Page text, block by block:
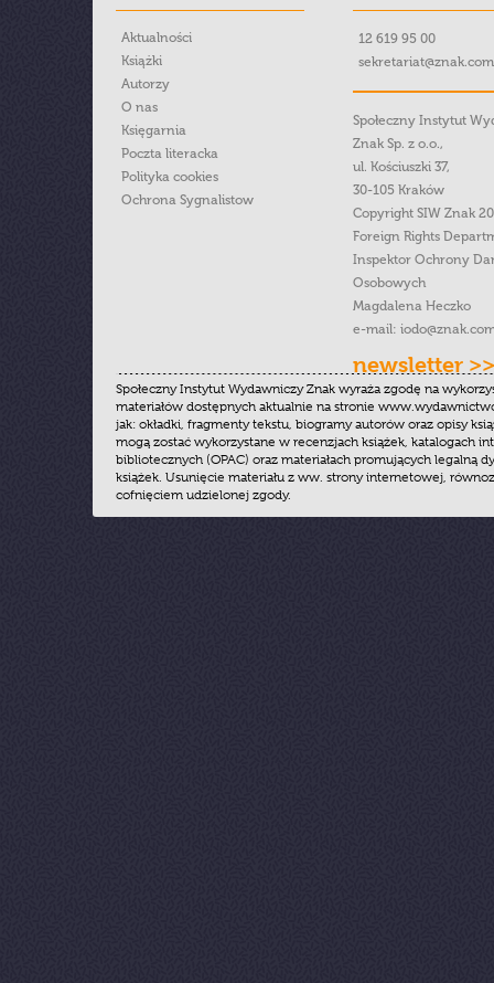
Aktualności
Książki
Autorzy
O nas
Księgarnia
Poczta literacka
Polityka cookies
Ochrona Sygnalistow
12 619 95 00
Społeczny Instytut
Znak Sp. z o.o.,
ul. Kościuszki 37,
30-105 Kraków
Copyright SIW Znak
Foreign Rights
Inspektor Ochrony
Osobowych
Magdalena Heczko
e-mail:
newsletter >>
Społeczny Instytut Wydawniczy Znak wyraża zgodę na
materiałów dostępnych aktualnie na stronie
jak: okładki, fragmenty tekstu, biogramy autorów oraz opisy
mogą zostać wykorzystane w recenzjach książek, katalogach
bibliotecznych (OPAC) oraz materiałach promujących legalną
książek. Usunięcie materiału z ww. strony internetowej,
cofnięciem udzielonej zgody.